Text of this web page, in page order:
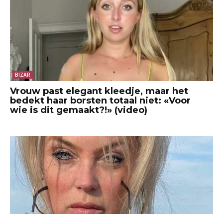
BIZAR
Vrouw past elegant kleedje, maar het
bedekt haar borsten totaal niet: «Voor
wie is dit gemaakt?!» (video)